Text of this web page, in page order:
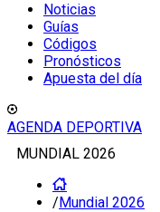
Noticias
Guías
Códigos
Pronósticos
Apuesta del día
AGENDA DEPORTIVA
MUNDIAL 2026
/Mundial 2026